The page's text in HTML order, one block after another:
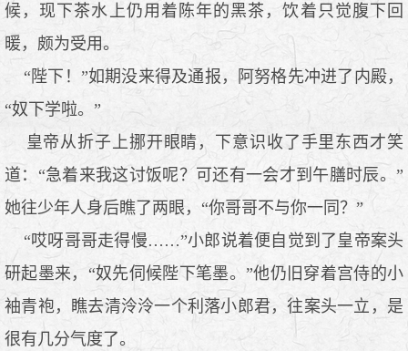
候，现下茶水上仍用着陈年的黑茶，饮着只觉腹下回
暖，颇为受用。
“陛下！”如期没来得及通报，阿努格先冲进了内殿，
“奴下学啦。”
皇帝从折子上挪开眼睛，下意识收了手里东西才笑
道：“急着来我这讨饭呢？可还有一会才到午膳时辰。”
她往少年人身后瞧了两眼，“你哥哥不与你一同？”
“哎呀哥哥走得慢……”小郎说着便自觉到了皇帝案头
研起墨来，“奴先伺候陛下笔墨。”他仍旧穿着宫侍的小
袖青袍，瞧去清泠泠一个利落小郎君，往案头一立，是
很有几分气度了。